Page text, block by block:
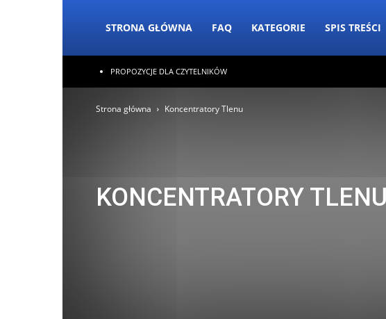
STRONA GŁÓWNA FAQ KATEGORIE SPIS TREŚCI
PROPOZYCJE DLA CZYTELNIKÓW
Strona główna Koncentratory Tlenu
KONCENTRATORY TLENU